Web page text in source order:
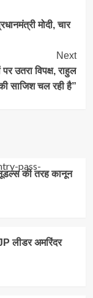
मोदी, चार
Next
उतरा विपक्ष, राहुल
साजिश चल रही है”
की तरह कानून
लीडर अमरिंदर